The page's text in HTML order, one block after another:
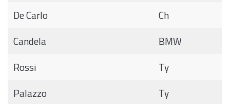
De Carlo
Ch
Candela
BMW
Rossi
Ty
Palazzo
Ty